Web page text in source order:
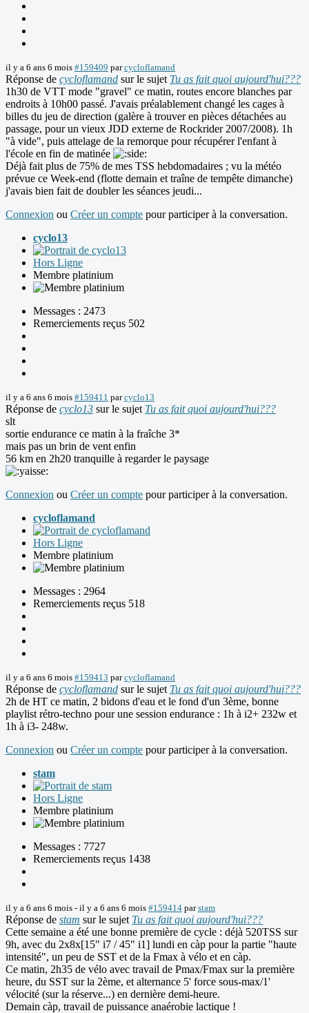
il y a 6 ans 6 mois #159409 parcycloflamand
Réponse de cycloflamand sur le sujet Tu as fait quoi aujourd'hui???
1h30 de VTT mode "gravel" ce matin, routes encore blanches par
endroits à 10h00 passé. J'avais préalablement changé les cages à
billes du jeu de direction (galère à trouver en pièces détachées au
passage, pour un vieux JDD externe de Rockrider 2007/2008). 1h
"à vide", puis attelage de la remorque pour récupérer l'enfant à
l'école en fin de matinée
Déjà fait plus de 75% de mes TSS hebdomadaires ; vu la météo
prévue ce Week-end (flotte demain et traîne de tempête dimanche)
j'avais bien fait de doubler les séances jeudi...
Connexion ou Créer un compte pour participer à la conversation.
cyclo13
Hors Ligne
Membre platinium
Messages : 2473
Remerciements reçus 502
il y a 6 ans 6 mois #159411 parcyclo13
Réponse de cyclo13 sur le sujet Tu as fait quoi aujourd'hui???
slt
sortie endurance ce matin à la fraîche 3*
mais pas un brin de vent enfin
56 km en 2h20 tranquille à regarder le paysage
Connexion ou Créer un compte pour participer à la conversation.
cycloflamand
Hors Ligne
Membre platinium
Messages : 2964
Remerciements reçus 518
il y a 6 ans 6 mois #159413 parcycloflamand
Réponse de cycloflamand sur le sujet Tu as fait quoi aujourd'hui???
2h de HT ce matin, 2 bidons d'eau et le fond d'un 3ème, bonne
playlist rétro-techno pour une session endurance : 1h à i2+ 232w et
1h à i3- 248w.
Connexion ou Créer un compte pour participer à la conversation.
stam
Hors Ligne
Membre platinium
Messages : 7727
Remerciements reçus 1438
il y a 6 ans 6 mois - il y a 6 ans 6 mois #159414 parstam
Réponse de stam sur le sujet Tu as fait quoi aujourd'hui???
Cette semaine a été une bonne première de cycle : déjà 520TSS sur
9h, avec du 2x8x[15" i7 / 45" i1] lundi en càp pour la partie "haute
intensité", un peu de SST et de la Fmax à vélo et en càp.
Ce matin, 2h35 de vélo avec travail de Pmax/Fmax sur la première
heure, du SST sur la 2ème, et alternance 5' force sous-max/1'
vélocité (sur la réserve...) en dernière demi-heure.
Demain càp, travail de puissance anaérobie lactique !